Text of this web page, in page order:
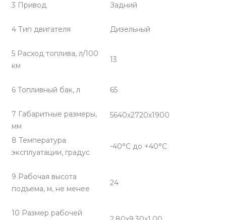
3 Привод Задний
4 Тип двигателя Дизельный
5 Расход топлива, л/100
км
13
6 Топливный бак, л 65
7 Габаритные размеры,
мм
5640х2720х1900
8 Температура
эксплуатации, градус
-40°С до +40°С
9 Рабочая высота
подъема, м, не менее
24
10 Размер рабочей